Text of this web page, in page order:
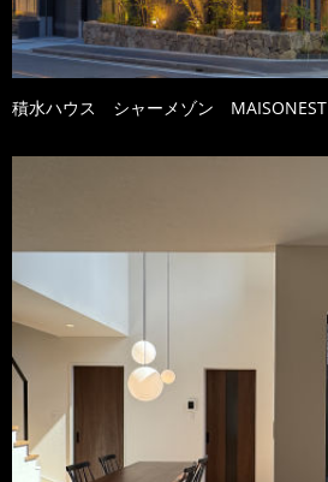
積水ハウス シャーメゾン MAISONEST